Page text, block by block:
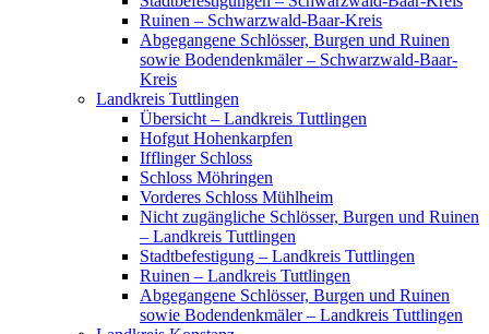
Ruinen – Schwarzwald-Baar-Kreis
Abgegangene Schlösser, Burgen und Ruinen
sowie Bodendenkmäler – Schwarzwald-Baar-
Kreis
Landkreis Tuttlingen
Übersicht – Landkreis Tuttlingen
Hofgut Hohenkarpfen
Ifflinger Schloss
Schloss Möhringen
Vorderes Schloss Mühlheim
Nicht zugängliche Schlösser, Burgen und Ruinen
– Landkreis Tuttlingen
Stadtbefestigung – Landkreis Tuttlingen
Ruinen – Landkreis Tuttlingen
Abgegangene Schlösser, Burgen und Ruinen
sowie Bodendenkmäler – Landkreis Tuttlingen